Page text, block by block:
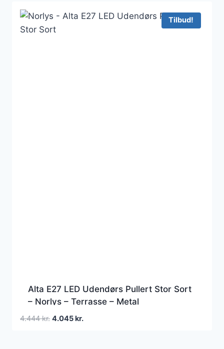
1.648 kr.. 1.499 kr..
Tilbud!
Alta E27 LED Udendørs Pullert Stor Sort
– Norlys – Terrasse – Metal
4.444kr. Den
4.045kr.Den